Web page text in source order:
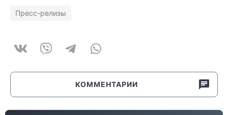
Пресс-релизы
КОММЕНТАРИИ